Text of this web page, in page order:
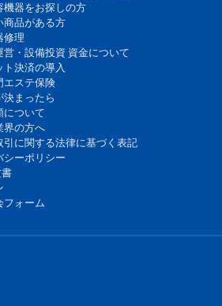
機器をお探しの方
商品がある方
修理
営・設備投資 資金について
ト決済の導入
エステ保険
決まったら
について
界の方へ
引に関する法律に基づく表記
シーポリシー
フォーム